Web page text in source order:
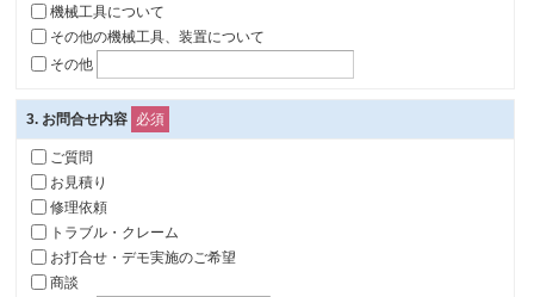
機械工具について
その他の機械工具、装置について
その他
3. お問合せ内容 必須
ご質問
お見積り
修理依頼
トラブル・クレーム
お打合せ・デモ実施のご希望
商談